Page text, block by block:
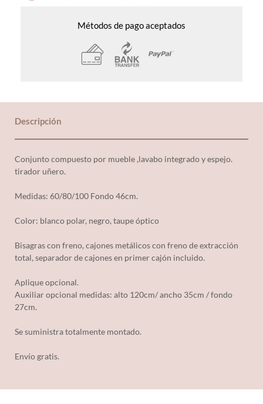
Métodos de pago aceptados
Descripción
Conjunto compuesto por mueble ,lavabo integrado y espejo.
tirador uñero.
Medidas: 60/80/100 Fondo 46cm.
Color: blanco polar, negro, taupe óptico
Bisagras con freno, cajones metálicos con freno de extracción
total, separador de cajones en primer cajón incluido.
Aplique opcional.
Auxiliar opcional medidas: alto 120cm/ ancho 35cm / fondo
27cm.
Se suministra totalmente montado.
Envío gratis.